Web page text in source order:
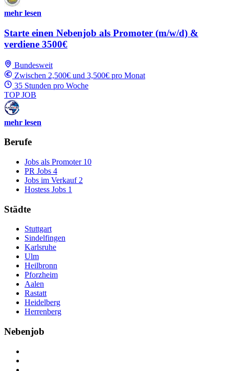
mehr lesen
Starte einen Nebenjob als Promoter (m/w/d) &
verdiene 3500€
Bundesweit
Zwischen 2,500€ und 3,500€ pro Monat
35 Stunden pro Woche
TOP JOB
mehr lesen
Berufe
Jobs als Promoter 10
PR Jobs 4
Jobs im Verkauf 2
Hostess Jobs 1
Städte
Stuttgart
Sindelfingen
Karlsruhe
Ulm
Heilbronn
Pforzheim
Aalen
Rastatt
Heidelberg
Herrenberg
Nebenjob